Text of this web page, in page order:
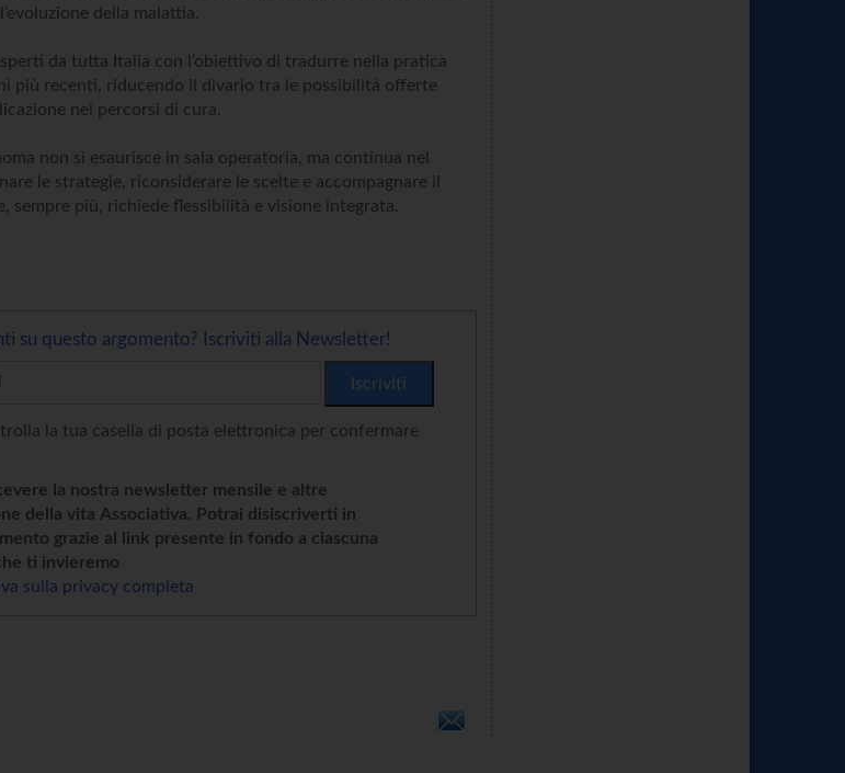
della malattia.
da tutta Italia con l’obiettivo di tradurre nella pratica
più recenti, riducendo il divario tra le possibilità offerte
nei percorsi di cura.
non si esaurisce in sala operatoria, ma continua nel
le strategie, riconsiderare le scelte e accompagnare il
sempre più, richiede flessibilità e visione integrata.
su questo argomento? Iscriviti alla Newsletter!
la tua casella di posta elettronica per confermare
la nostra newsletter mensile e altre
della vita Associativa. Potrai disiscriverti in
grazie al link presente in fondo a ciascuna
ti invieremo
sulla privacy completa